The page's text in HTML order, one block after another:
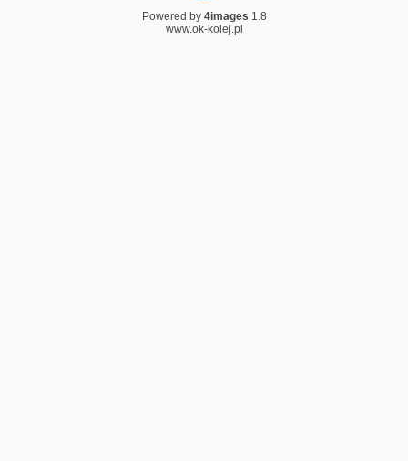
Powered by 4images 1.8
www.ok-kolej.pl